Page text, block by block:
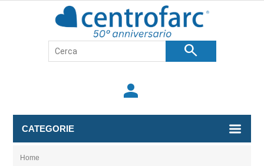
search
person
CATEGORIE
Home